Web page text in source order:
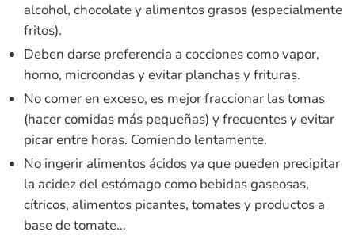
alcohol, chocolate y alimentos grasos (especialmente
fritos).
Deben darse preferencia a cocciones como vapor,
horno, microondas y evitar planchas y frituras.
No comer en exceso, es mejor fraccionar las tomas
(hacer comidas más pequeñas) y frecuentes y evitar
picar entre horas. Comiendo lentamente.
No ingerir alimentos ácidos ya que pueden precipitar
la acidez del estómago como bebidas gaseosas,
cítricos, alimentos picantes, tomates y productos a
base de tomate…